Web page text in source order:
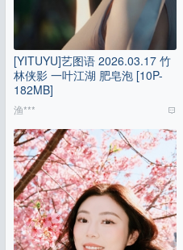
[YITUYU]艺图语 2026.03.17 竹
林侠影 一叶江湖 肥皂泡 [10P-
182MB]
渔***